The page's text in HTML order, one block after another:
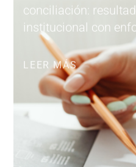
conciliación:
institucional con
LEER MÁS